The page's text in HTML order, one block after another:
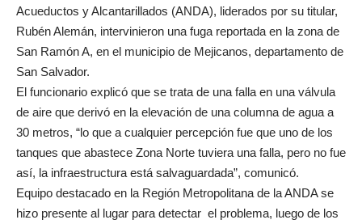
Acueductos y Alcantarillados (ANDA), liderados por su titular,
Rubén Alemán, intervinieron una fuga reportada en la zona de
San Ramón A, en el municipio de Mejicanos, departamento de
San Salvador.
El funcionario explicó que se trata de una falla en una válvula
de aire que derivó en la elevación de una columna de agua a
30 metros, “lo que a cualquier percepción fue que uno de los
tanques que abastece Zona Norte tuviera una falla, pero no fue
así, la infraestructura está salvaguardada”, comunicó.
Equipo destacado en la Región Metropolitana de la ANDA se
hizo presente al lugar para detectar el problema, luego de los